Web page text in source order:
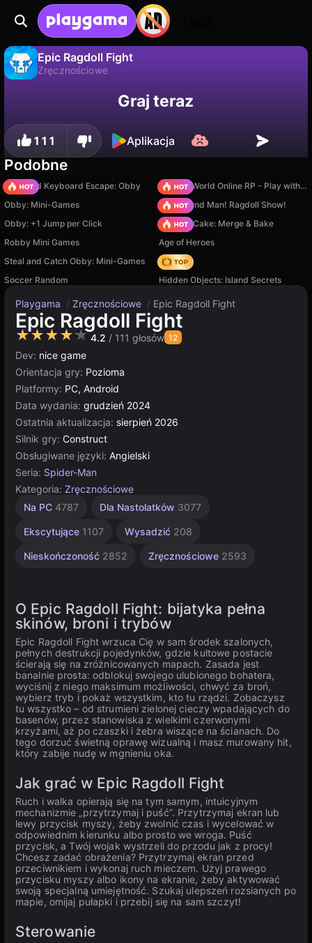
Epic Ragdoll Fight
Zręcznościowe
Zapisz postępy! Nie
Graj teraz
111 Aplikacja
Podobne
+1 Speed Keyboard Escape: Obby
Sprunki World Online RP - Play with Friends!
Obby: Mini-Games
Playground Man! Ragdoll Show!
Obby: +1 Jump per Click
Piece of Cake: Merge & Bake
Robby Mini Games
Age of Heroes
Steal and Catch Obby: Mini-Games
Hedgies
Soccer Random
Hidden Objects: Island Secrets
Playgama / Zręcznościowe / Epic Ragdoll Fight
Epic Ragdoll Fight
★★★★★4.2 / 111 głosów 12
Dev: nice game
Orientacja gry: Pozioma
Platformy: PC, Android
Data wydania: grudzień 2024
Ostatnia aktualizacja: sierpień 2026
Silnik gry: Construct
Obsługiwane języki: Angielski
Seria: Spider-Man
Kategoria: Zręcznościowe
Na PC 4787 Dla Nastolatków 3077
Ekscytujące 1107 Wysadzić 208
Nieskończoność 2852 Zręcznościowe 2593
Komputerowe
Strategiczne
Multiplayer
Construct
O Epic Ragdoll Fight: bijatyka pełna
skinów, broni i trybów
Epic Ragdoll Fight wrzuca Cię w sam środek szalonych,
pełnych destrukcji pojedynków, gdzie kultowe postacie
ścierają się na zróżnicowanych mapach. Zasada jest
banalnie prosta: odblokuj swojego ulubionego bohatera,
wyciśnij z niego maksimum możliwości, chwyć za broń,
wybierz tryb i pokaż wszystkim, kto tu rządzi. Zobaczysz
tu wszystko – od strumieni zielonej cieczy wpadających do
basenów, przez stanowiska z wielkimi czerwonymi
krzyżami, aż po czaszki i żebra wiszące na ścianach. Do
tego dorzuć świetną oprawę wizualną i masz murowany hit,
który zabije nudę w mgnieniu oka.
Jak grać w Epic Ragdoll Fight
Ruch i walka opierają się na tym samym, intuicyjnym
mechanizmie „przytrzymaj i puść”. Przytrzymaj ekran lub
lewy przycisk myszy, żeby zwolnić czas i wycelować w
odpowiednim kierunku albo prosto we wroga. Puść
przycisk, a Twój wojak wystrzeli do przodu jak z procy!
Chcesz zadać obrażenia? Przytrzymaj ekran przed
przeciwnikiem i wykonaj ruch mieczem. Użyj prawego
przycisku myszy albo ikony na ekranie, żeby aktywować
swoją specjalną umiejętność. Szukaj ulepszeń rozsianych po
mapie, omijaj pułapki i przebij się na sam szczyt!
Sterowanie